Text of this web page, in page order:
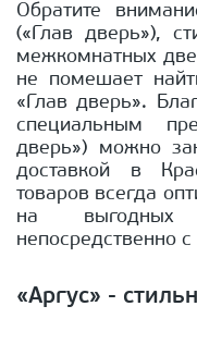
Обратите
(«Глав дверь»),
межкомнатных
не помешает
«Глав дверь».
специальным
дверь») можно
доставкой в
товаров всегда
на выгодных
непосредственно
«Аргус» -